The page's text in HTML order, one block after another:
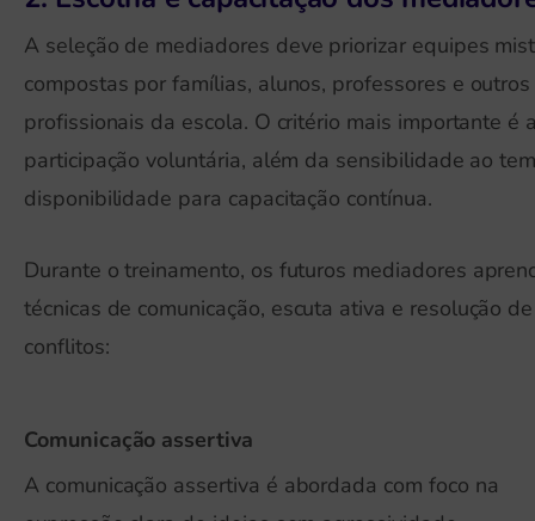
A seleção de mediadores deve priorizar equipes
compostas por famílias, alunos, professores e outros
profissionais da escola. O critério mais importante é
participação voluntária, além da sensibilidade ao
disponibilidade para capacitação contínua.
Durante o treinamento, os futuros mediadores
técnicas de comunicação, escuta ativa e resolução de
conflitos:
Comunicação assertiva
A comunicação assertiva é abordada com foco na